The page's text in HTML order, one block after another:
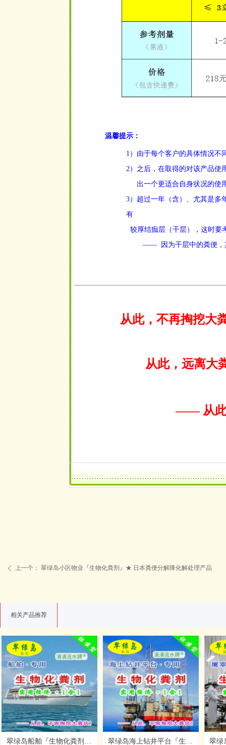
相关产品推荐
翠绿岛船舶『生物化粪剂』★ 日本产粪便分解降化解处理 翠绿岛海上钻井平台『生物化粪剂』★ 日本产粪便分解处理
ꄴ 上一个： 翠绿岛小区物业『生物化粪剂』★ 日本粪便分解降化解处理产品
温馨提示：
1）由于每个客户的具体情况不
2）之后，在取得的对该产品使
出一个更适合自身状况的使
3）超过一年（含）、尤其是多
有
较厚结痂层（干层），这时要
—— 因为干层中的粪便
从此，不再掏挖大
从此，远离大
—— 从此